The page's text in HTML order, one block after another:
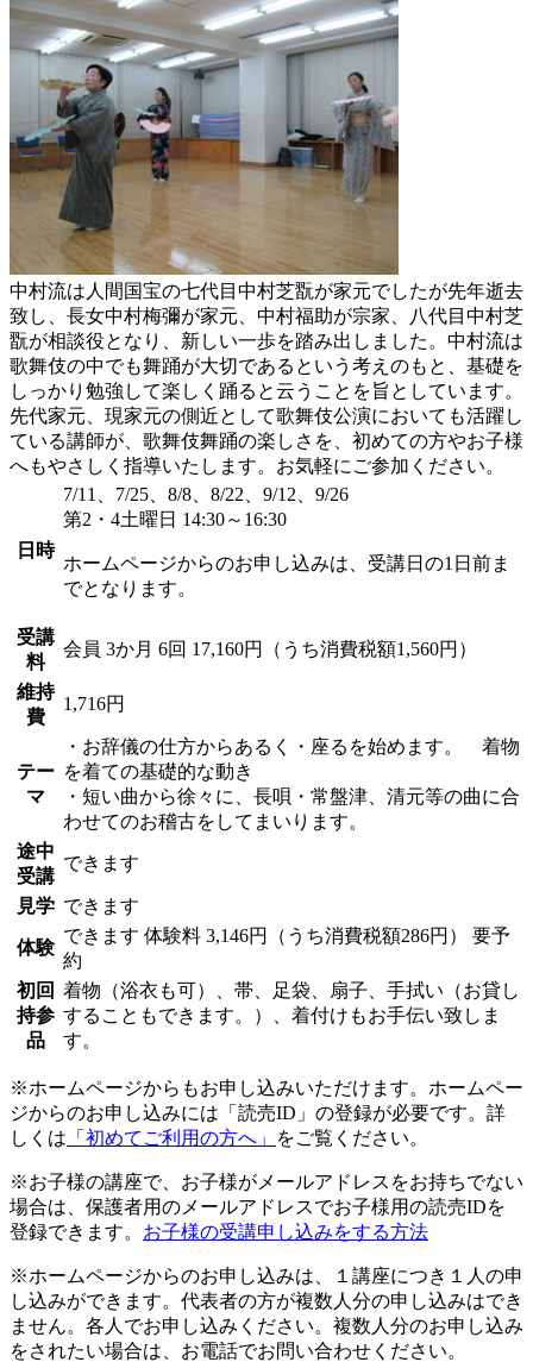
中村流は人間国宝の七代目中村芝翫が家元でしたが先年逝去
致し、長女中村梅彌が家元、中村福助が宗家、八代目中村芝
翫が相談役となり、新しい一歩を踏み出しました。中村流は
歌舞伎の中でも舞踊が大切であるという考えのもと、基礎を
しっかり勉強して楽しく踊ると云うことを旨としています。
先代家元、現家元の側近として歌舞伎公演においても活躍し
ている講師が、歌舞伎舞踊の楽しさを、初めての方やお子様
へもやさしく指導いたします。お気軽にご参加ください。
日時
7/11、7/25、8/8、8/22、9/12、9/26
第2・4土曜日 14:30～16:30
ホームページからのお申し込みは、受講日の1日前ま
でとなります。
受講
料
会員 3か月 6回 17,160円（うち消費税額1,560円）
維持
費
1,716円
テー
マ
・お辞儀の仕方からあるく・座るを始めます。 着物
を着ての基礎的な動き
・短い曲から徐々に、長唄・常盤津、清元等の曲に合
わせてのお稽古をしてまいります。
途中
受講
できます
見学 できます
体験
できます 体験料 3,146円（うち消費税額286円） 要予
約
初回
持参
品
着物（浴衣も可）、帯、足袋、扇子、手拭い（お貸し
することもできます。）、着付けもお手伝い致しま
す。
※ホームページからもお申し込みいただけます。ホームペー
ジからのお申し込みには「読売ID」の登録が必要です。詳
しくは 「初めてご利用の方へ」 をご覧ください。
※お子様の講座で、お子様がメールアドレスをお持ちでない
場合は、保護者用のメールアドレスでお子様用の読売IDを
登録できます。 お子様の受講申し込みをする方法
※ホームページからのお申し込みは、１講座につき１人の申
し込みができます。代表者の方が複数人分の申し込みはでき
ません。各人でお申し込みください。複数人分のお申し込み
をされたい場合は、お電話でお問い合わせください。